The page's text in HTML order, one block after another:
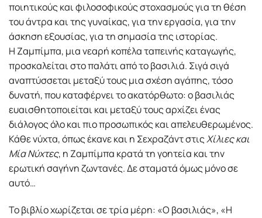
ποιητικούς και φιλοσοφικούς στοχασμούς για τη θέση
του άντρα και της γυναίκας, για την εργασία, για την
άσκηση εξουσίας, για τη σημασία της ιστορίας.
Η Ζαμπίμπα, μια νεαρή κοπέλα ταπεινής καταγωγής,
προσκαλείται στο παλάτι από το βασιλιά. Σιγά σιγά
αναπτύσσεται μεταξύ τους μια σχέση αγάπης, τόσο
δυνατή, που καταφέρνει το ακατόρθωτο: ο βασιλιάς
ευαισθητοποιείται και μεταξύ τους αρχίζει ένας
διάλογος όλο και πιο προσωπικός και απελευθερωμένος.
Κάθε νύχτα, όπως έκανε και η Σεχραζάντ στιςΧίλιες και
Μία Νύχτες, η Ζαμπίμπα κρατά τη γοητεία και την
ερωτική σαγήνη ζωντανές. Δε σταματά όμως μόνο σε
αυτό…
Το βιβλίο χωρίζεται σε τρία μέρη: «Ο βασιλιάς», «Η